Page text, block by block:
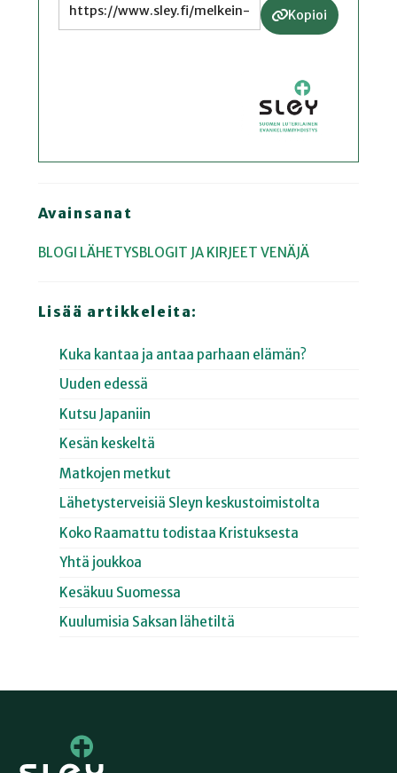
Kopioi
Avainsanat
BLOGI LÄHETYSBLOGIT JA KIRJEET VENÄJÄ
Lisää artikkeleita:
Kuka kantaa ja antaa parhaan elämän?
Uuden edessä
Kutsu Japaniin
Kesän keskeltä
Matkojen metkut
Lähetysterveisiä Sleyn keskustoimistolta
Koko Raamattu todistaa Kristuksesta
Yhtä joukkoa
Kesäkuu Suomessa
Kuulumisia Saksan lähetiltä